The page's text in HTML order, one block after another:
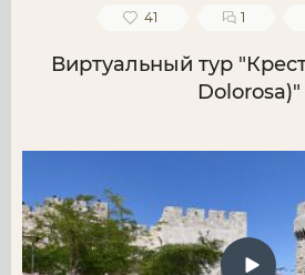
41 1
Виртуальный тур
Dolorosa)"